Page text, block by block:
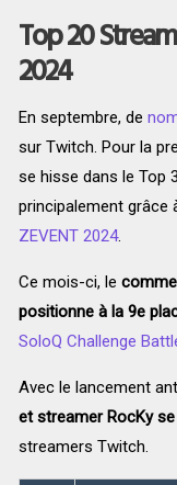
Top 20
2024
En septembre, de
sur Twitch. Pour la
se hisse dans le Top
principalement grâce
ZEVENT 2024.
Ce mois-ci, le
positionne à la 9e
SoloQ Challenge
Avec le lancement
et streamer RocKy
streamers Twitch.